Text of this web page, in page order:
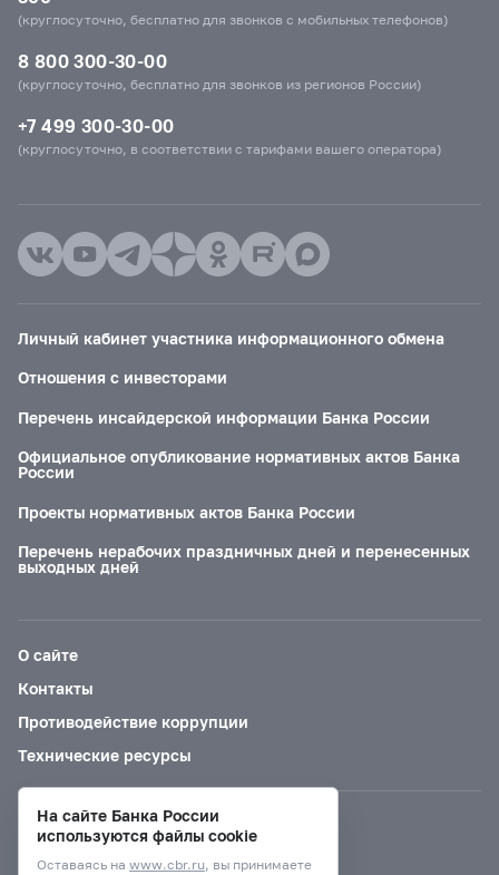
(круглосуточно, бесплатно для звонков с мобильных телефонов)
8 800 300-30-00
(круглосуточно, бесплатно для звонков из регионов России)
+7 499 300-30-00
(круглосуточно, в соответствии с тарифами вашего оператора)
Личный кабинет участника информационного обмена
Отношения с инвесторами
Перечень инсайдерской информации Банка России
Официальное опубликование нормативных актов Банка
России
Проекты нормативных актов Банка России
Перечень нерабочих праздничных дней и перенесенных
выходных дней
О сайте
Контакты
Противодействие коррупции
Технические ресурсы
Версия для слабовидящих
На сайте Банка России
используются файлы cookie
Оставаясь на www.cbr.ru, вы принимаете